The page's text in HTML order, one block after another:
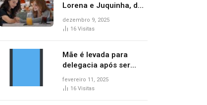
Lorena e Juquinha, de
‘Três Graças’, ganhou
repercussão
dezembro 9, 2025
16 Visitas
Mãe é levada para
delegacia após ser
denunciada por maus-
tratos contra dois
fevereiro 11, 2025
16 Visitas